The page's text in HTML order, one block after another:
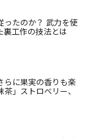
ったのか？ 武力を使
裏工作の技法とは
らに果実の香りも楽
」ストロベリー、